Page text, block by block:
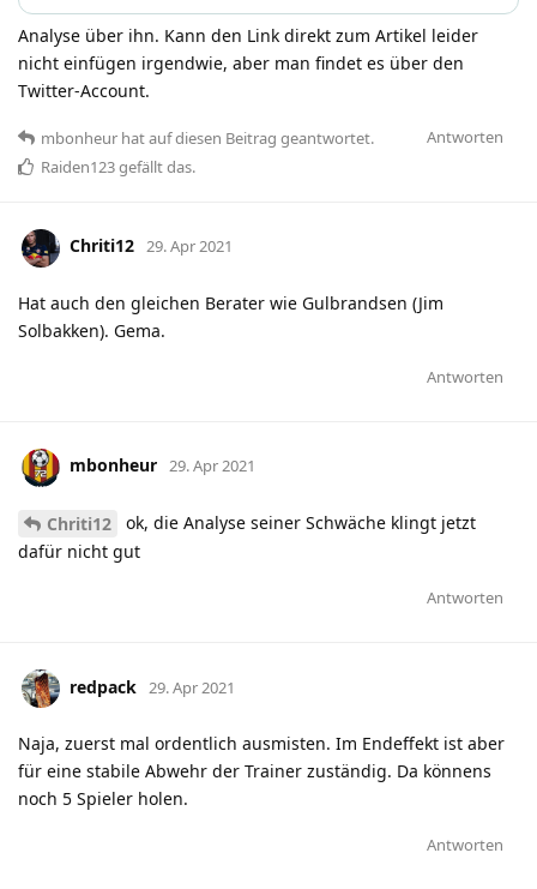
Analyse über ihn. Kann den Link direkt zum Artikel leider
nicht einfügen irgendwie, aber man findet es über den
Twitter-Account.
Antworten
mbonheur hatauf diesen Beitrag geantwortet.
Raiden123gefällt das.
Chriti12 29. Apr 2021
Hat auch den gleichen Berater wie Gulbrandsen (Jim
Solbakken). Gema.
Antworten
mbonheur 29. Apr 2021
Chriti12
ok, die Analyse seiner Schwäche klingt jetzt
dafür nicht gut
Antworten
redpack 29. Apr 2021
Naja, zuerst mal ordentlich ausmisten. Im Endeffekt ist aber
für eine stabile Abwehr der Trainer zuständig. Da könnens
noch 5 Spieler holen.
Antworten